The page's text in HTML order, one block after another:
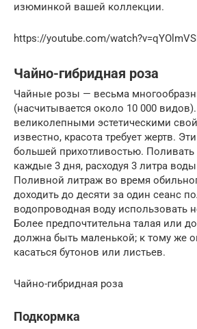
изюминкой вашей коллекции.
https://youtube.com/
Чайно-гибридная роза
Чайные розы — весьма
(насчитывается около 10 000
великолепными эстетическими
известно, красота требует жертв.
большей прихотливостью.
каждые 3 дня, расходуя 3 литра
Поливной литраж во время
доходить до десяти за один сеанс
водопроводная воду использовать
Более предпочтительна талая или
должна быть маленькой; к тому же
касаться бутонов или листьев.
Чайно-гибридная роза
Подкормка